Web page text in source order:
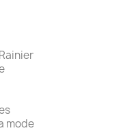
mode